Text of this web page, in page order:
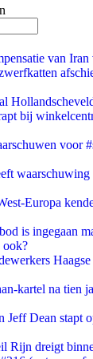
van
bij
voor
Europa
is ingegaan
ook?
kartel na tien
Jeff Dean stapt
Rijn dreigt